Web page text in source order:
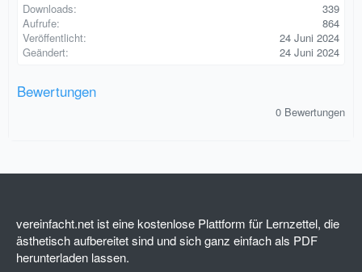
Downloads
339
Aufrufe
864
Veröffentlicht
24 Juni 2024
Geändert
24 Juni 2024
Bewertungen
t
(
e
)
0 Bewertungen
vereinfacht.net ist eine kostenlose Plattform für Lernzettel, die
ästhetisch aufbereitet sind und sich ganz einfach als PDF
herunterladen lassen.